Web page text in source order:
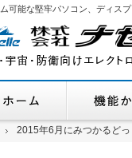
ホーム2015年6月にみつかるど
可能な堅牢パソコン、ディス
ホーム2015年6月にみつかるど